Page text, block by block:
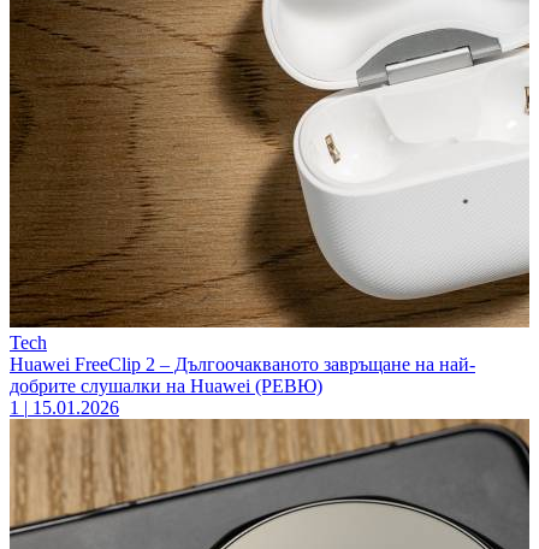
Tech
Huawei FreeClip 2 – Дългоочакваното завръщане на най-
добрите слушалки на Huawei (РЕВЮ)
1 | 15.01.2026